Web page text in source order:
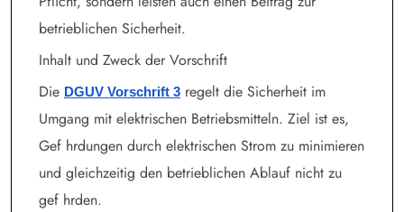
betrieblichen Sicherheit.
Inhalt und Zweck der Vorschrift
Die DGUV Vorschrift 3 regelt die Sicherheit im
Umgang mit elektrischen Betriebsmitteln. Ziel ist es,
Gef hrdungen durch elektrischen Strom zu minimieren
und gleichzeitig den betrieblichen Ablauf nicht zu
gef hrden.